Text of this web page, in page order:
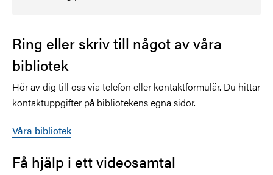
Ring eller skriv till något av våra
bibliotek
Hör av dig till oss via telefon eller kontaktformulär. Du hittar
kontaktuppgifter på bibliotekens egna sidor.
Våra bibliotek
Få hjälp i ett videosamtal